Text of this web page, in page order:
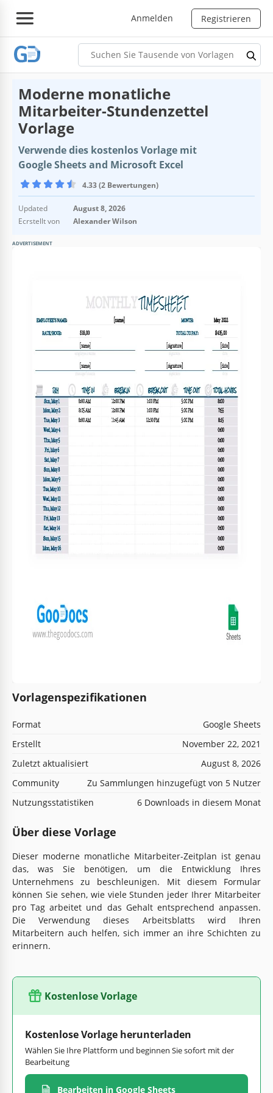
Anmelden Registrieren
Moderne monatliche
Mitarbeiter-Stundenzettel
Vorlage
Verwende dies kostenlos Vorlage mit
Google Sheets and Microsoft Excel
4.33 (2 Bewertungen)
Updated
August 8, 2026
Ecrstellt von
Alexander Wilson
ADVERTISEMENT
Vorlagenspezifikationen
Format
Google Sheets
Erstellt
November 22, 2021
Zuletzt aktualisiert
August 8, 2026
Community
Zu Sammlungen hinzugefügt von 5 Nutzer
Nutzungsstatistiken
6 Downloads in diesem Monat
Über diese Vorlage
Dieser moderne monatliche Mitarbeiter-Zeitplan ist genau
das, was Sie benötigen, um die Entwicklung Ihres
Unternehmens zu beschleunigen. Mit diesem Formular
können Sie sehen, wie viele Stunden jeder Ihrer Mitarbeiter
pro Tag arbeitet und das Gehalt entsprechend anpassen.
Die Verwendung dieses Arbeitsblatts wird Ihren
Mitarbeitern auch helfen, sich immer an ihre Schichten zu
erinnern.
Kostenlose Vorlage
Kostenlose Vorlage herunterladen
Wählen Sie Ihre Plattform und beginnen Sie sofort mit der
Bearbeitung
Bearbeiten in Google Sheets